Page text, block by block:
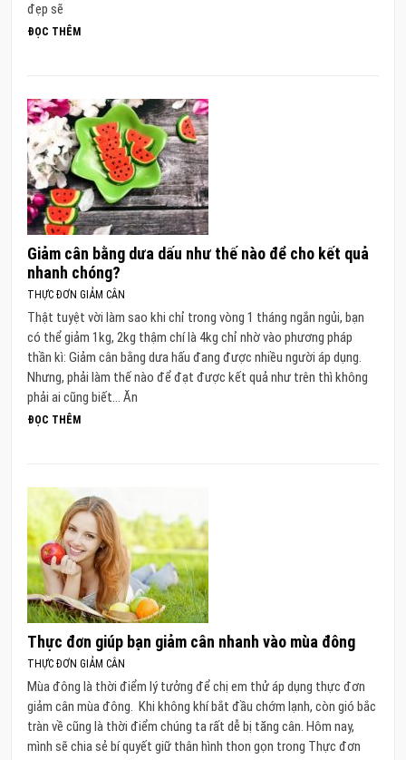
đẹp sẽ
ĐỌC THÊM
Giảm cân bằng dưa dấu như thế nào để cho kết quả
nhanh chóng?
THỰC ĐƠN GIẢM CÂN
Thật tuyệt vời làm sao khi chỉ trong vòng 1 tháng ngắn ngủi, bạn
có thể giảm 1kg, 2kg thậm chí là 4kg chỉ nhờ vào phương pháp
thần kì: Giảm cân bằng dưa hấu đang được nhiều người áp dụng.
Nhưng, phải làm thế nào để đạt được kết quả như trên thì không
phải ai cũng biết… Ăn
ĐỌC THÊM
Thực đơn giúp bạn giảm cân nhanh vào mùa đông
THỰC ĐƠN GIẢM CÂN
Mùa đông là thời điểm lý tưởng để chị em thử áp dụng thực đơn
giảm cân mùa đông. Khi không khí bắt đầu chớm lạnh, còn gió bắc
tràn về cũng là thời điểm chúng ta rất dễ bị tăng cân. Hôm nay,
mình sẽ chia sẻ bí quyết giữ thân hình thon gọn trong Thực đơn